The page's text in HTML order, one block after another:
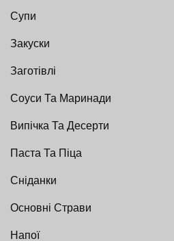
Супи
Закуски
Заготівлі
Соуси Та Маринади
Випічка Та Десерти
Паста Та Піца
Сніданки
Основні Страви
Напої